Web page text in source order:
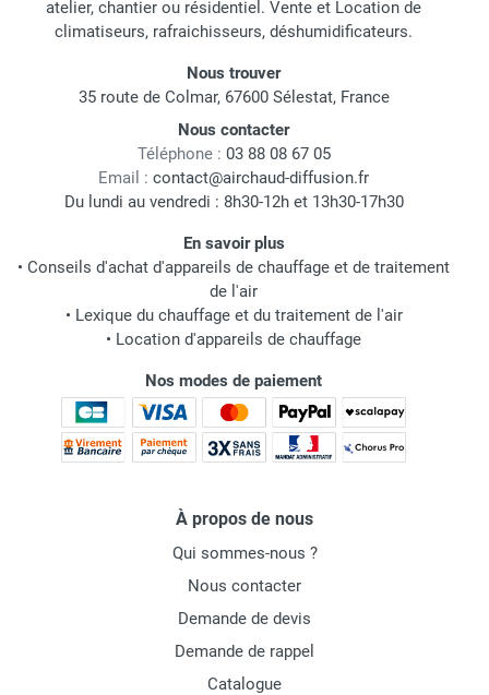
atelier, chantier ou résidentiel. Vente et Location de
climatiseurs, rafraichisseurs, déshumidificateurs.
Nous trouver
35 route de Colmar, 67600 Sélestat, France
Nous contacter
Téléphone : 03 88 08 67 05
Email : contact@airchaud-diffusion.fr
Du lundi au vendredi : 8h30-12h et 13h30-17h30
En savoir plus
• Conseils d'achat d'appareils de chauffage et de traitement
de l'air
• Lexique du chauffage et du traitement de l'air
• Location d'appareils de chauffage
Nos modes de paiement
À propos de nous
Qui sommes-nous ?
Nous contacter
Demande de devis
Demande de rappel
Catalogue